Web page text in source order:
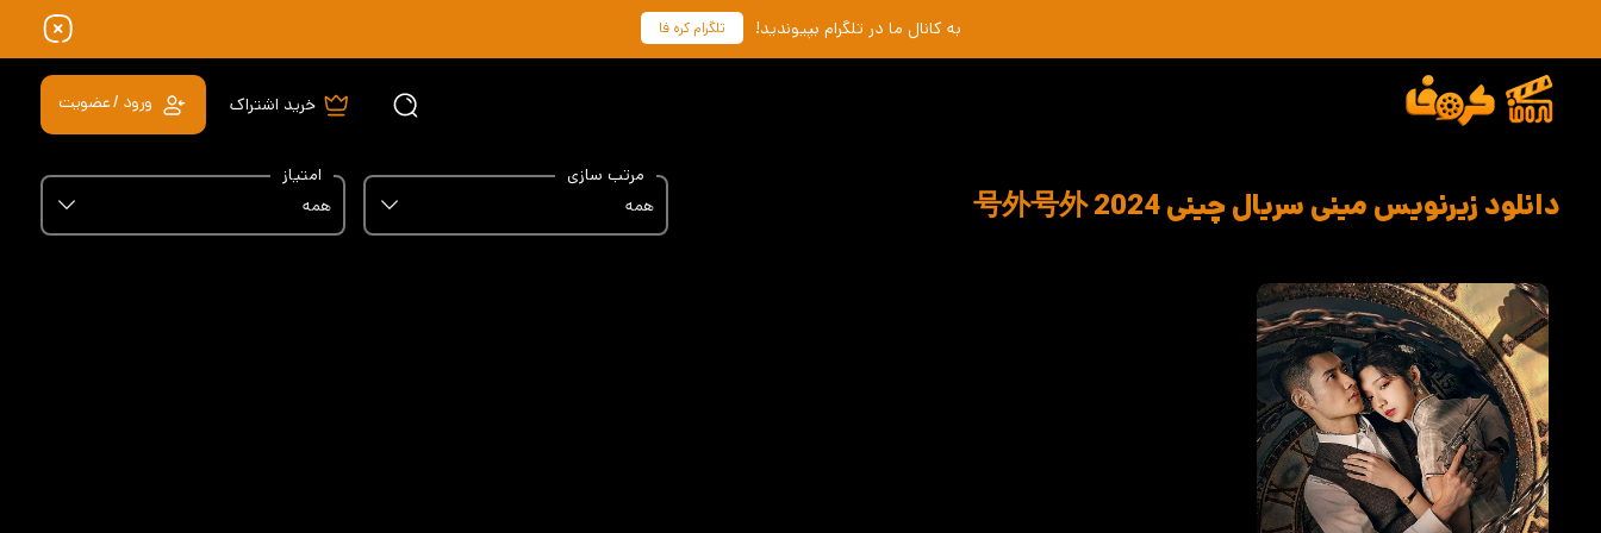
به کانال ما در تلگرام بپیوندید! تلگرام کره فا
خرید اشتراک ورود / عضویت
دانلود زیرنویس مینی سریال چینی 号外号外 2024
مرتب سازی
همه
امتیاز
همه